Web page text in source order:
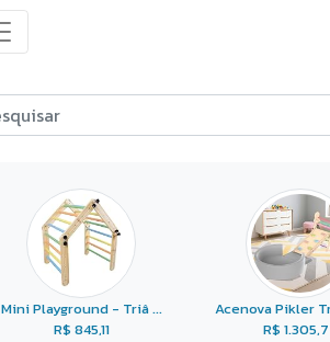
Mini Playground - Triâ ...
R$ 845,11
Acenova Pikler
R$